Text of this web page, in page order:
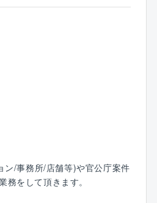
に応じ、最適な資金調達方法
し、スムーズな手続きを支援
や条件に基づき、最適な土地
慮し、家づくりに適した土地
元に、お客様と共に住まいの
ン/事務所/店舗等)や官公庁案件
務をして頂きます。